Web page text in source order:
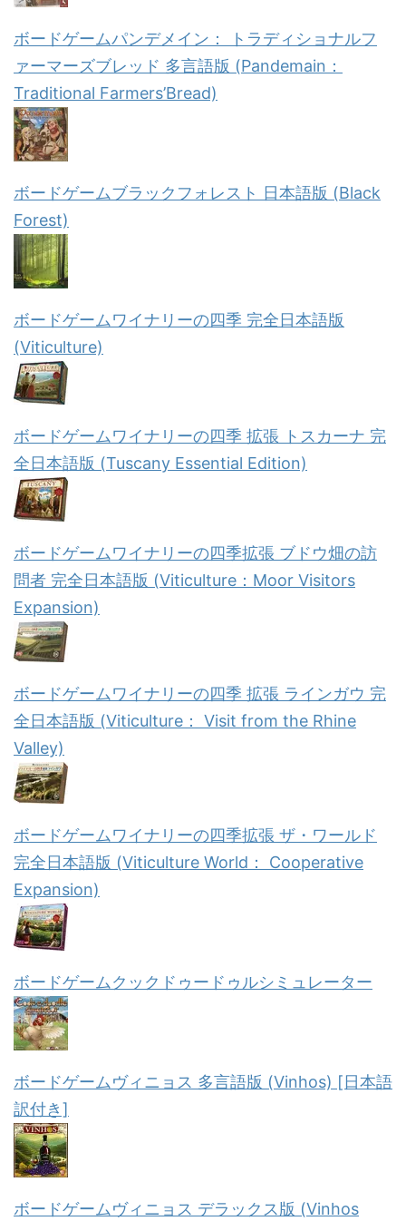
ボードゲームパンデメイン： トラディショナルフ
ァーマーズブレッド 多言語版 (Pandemain：
Traditional Farmers’Bread)
ボードゲームブラックフォレスト 日本語版 (Black
Forest)
ボードゲームワイナリーの四季 完全日本語版
(Viticulture)
ボードゲームワイナリーの四季 拡張 トスカーナ 完
全日本語版 (Tuscany Essential Edition)
ボードゲームワイナリーの四季拡張 ブドウ畑の訪
問者 完全日本語版 (Viticulture：Moor Visitors
Expansion)
ボードゲームワイナリーの四季 拡張 ラインガウ 完
全日本語版 (Viticulture： Visit from the Rhine
Valley)
ボードゲームワイナリーの四季拡張 ザ・ワールド
完全日本語版 (Viticulture World： Cooperative
Expansion)
ボードゲームクックドゥードゥルシミュレーター
ボードゲームヴィニョス 多言語版 (Vinhos) [日本語
訳付き]
ボードゲームヴィニョス デラックス版 (Vinhos